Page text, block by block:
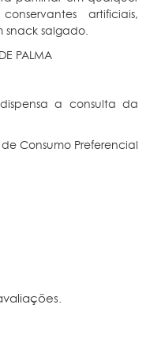
artificiais,
snack salgado.
PALMA
a consulta da
Consumo Preferencial